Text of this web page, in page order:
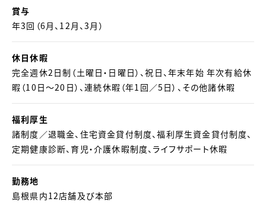
賞与
年3回（6月、12月、3月）
休日休暇
完全週休2日制（土曜日・日曜日）、祝日、年末年始 年次有給休
暇（10日～20日）、連続休暇（年1回／5日）、その他諸休暇
福利厚生
諸制度／退職金、住宅資金貸付制度、福利厚生資金貸付制度、
定期健康診断、育児・介護休暇制度、ライフサポート休暇
勤務地
島根県内12店舗及び本部